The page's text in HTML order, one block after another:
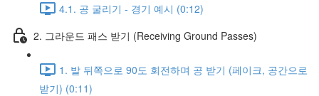
4.1. 공 굴리기 - 경기 예시 (0:12)
2. 그라운드 패스 받기 (Receiving Ground Passes)
1. 발 뒤쪽으로 90도 회전하며 공 받기 (페이크, 공간으로
받기) (0:11)